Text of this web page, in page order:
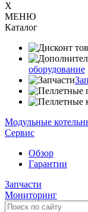
X
МЕНЮ
Каталог
оборудование
Модульные
Сервис
Обзор
Гарантии
Запчасти
Мониторинг